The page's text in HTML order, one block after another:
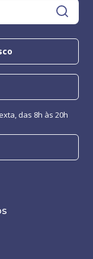
das 8h às 20h